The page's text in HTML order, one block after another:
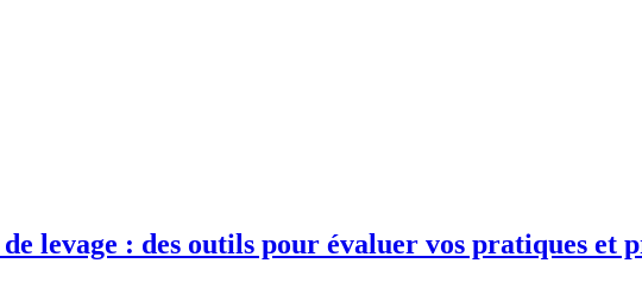
levage : des outils pour évaluer vos pratiques et